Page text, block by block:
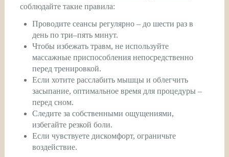
соблюдайте такие правила:
Проводите сеансы регулярно – до шести раз в
день по три–пять минут.
Чтобы избежать травм, не используйте
массажные приспособления непосредственно
перед тренировкой.
Если хотите расслабить мышцы и облегчить
засыпание, оптимальное время для процедуры –
перед сном.
Следите за собственными ощущениями,
избегайте резкой боли.
Если чувствуете дискомфорт, ограничьте
воздействие.